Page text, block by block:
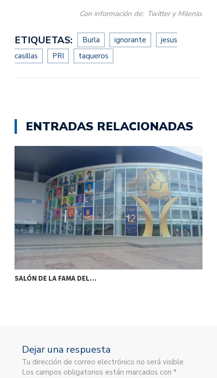
Con información de: Twitter y Milenio.
ETIQUETAS: Burla ignorante
jesus
casillas
PRI taqueros
ENTRADAS RELACIONADAS
SALÓN DE LA FAMA DEL…
Dejar una respuesta
Tu dirección de correo electrónico no será visible.
Los campos obligatorios están marcados con *